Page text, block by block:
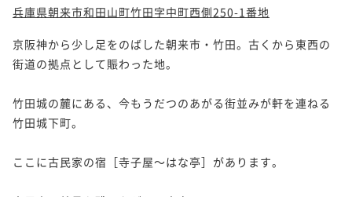
兵庫県朝来市和田山町竹田字中町西側250-1番地
京阪神から少し足をのばした朝来市・竹田。古くから東西の
街道の拠点として賑わった地。
竹田城の麓にある、今もうだつのあがる街並みが軒を連ねる
竹田城下町。
ここに古民家の宿［寺子屋～はな亭］があります。